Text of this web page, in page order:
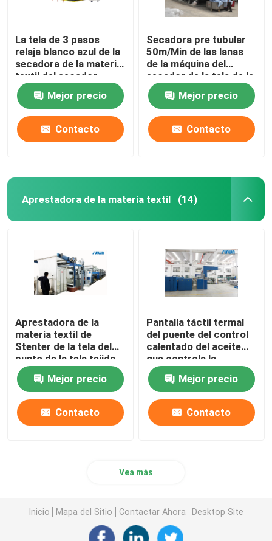
La tela de 3 pasos
relaja blanco azul de la
secadora de la materia
textil del secador
Mejor precio
Contacto
Secadora pre tubular
50m/Min de las lanas
de la máquina del
secador de la tela de la
calefacción de gas
Mejor precio
Contacto
Aprestadora de la materia textil (14)
Aprestadora de la
materia textil de
Stenter de la tela del
punto de la tela tejida
que teñe acabando
1800m mMejor precio
Contacto
Pantalla táctil termal
del puente del control
calentado del aceite
que controla la
aprestadora de
StenterMejor precio
Contacto
Vea más
Inicio Mapa del Sitio Contactar Ahora Desktop Site